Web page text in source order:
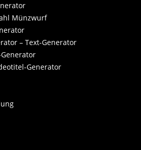
Münzwurf
– Text-Generator
Generator